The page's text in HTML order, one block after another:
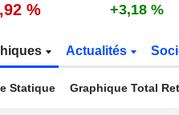
% +3,18 %
Actualités
Statique Graphique Total